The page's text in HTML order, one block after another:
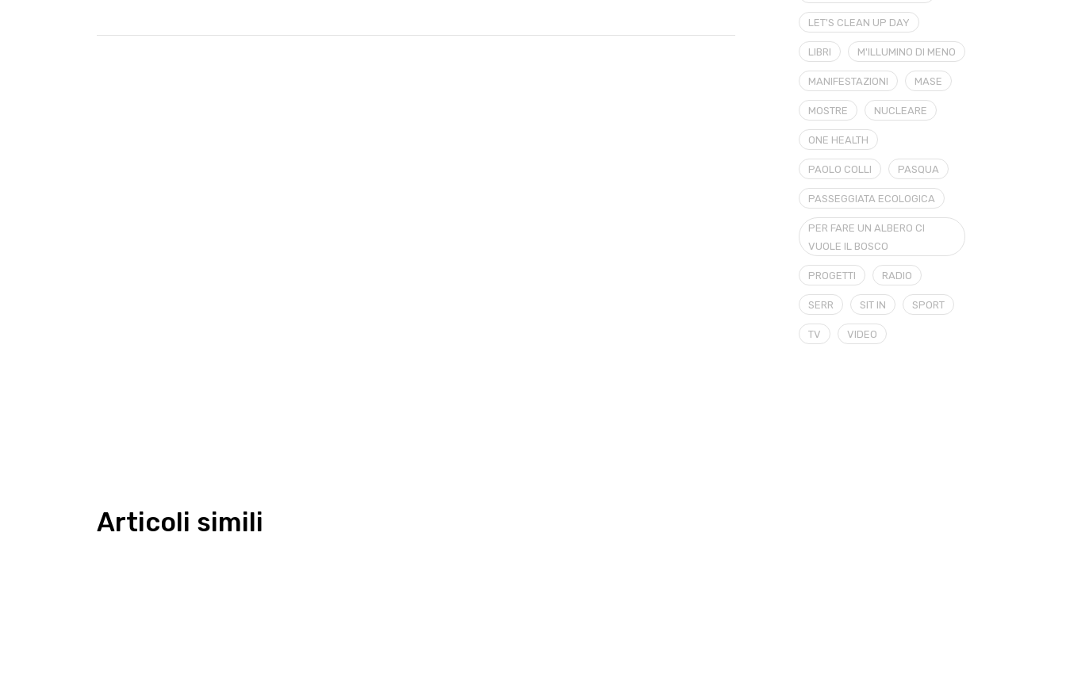
LET'S CLEAN UP DAY
LIBRI M'ILLUMINO DI MENO
MANIFESTAZIONI MASE
MOSTRE NUCLEARE
ONE HEALTH
PAOLO COLLI PASQUA
PASSEGGIATA ECOLOGICA
PER FARE UN ALBERO CI
VUOLE IL BOSCO
PROGETTI RADIO
SERR SIT IN SPORT
TV VIDEO
Articoli simili